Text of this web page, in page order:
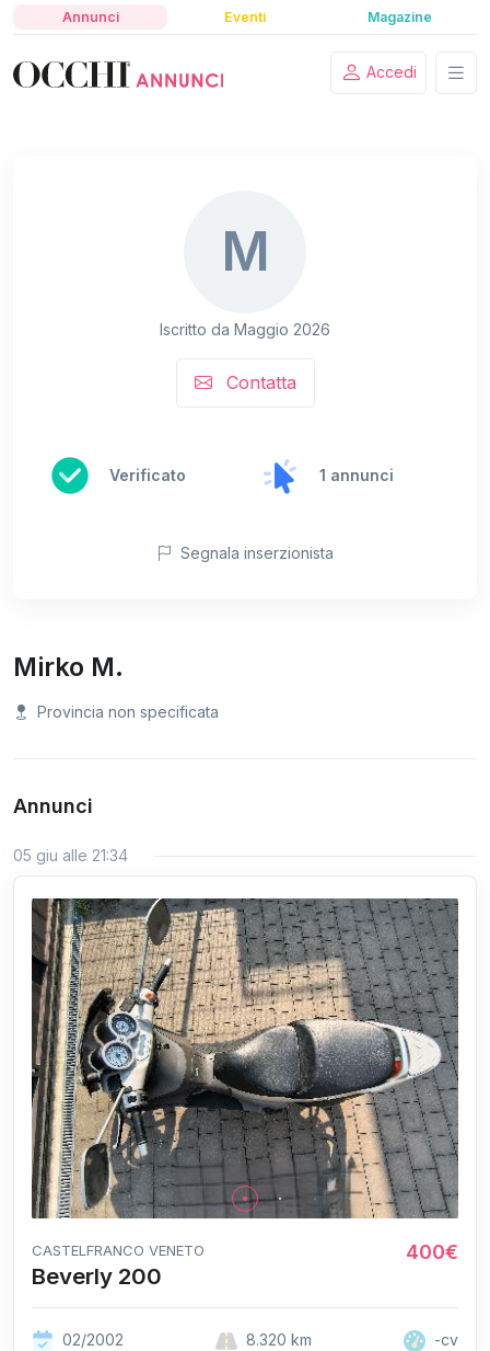
Annunci Eventi Magazine
Accedi
M
Iscritto da Maggio 2026
Contatta
Verificato 1 annunci
Segnala inserzionista
Mirko M.
Provincia non specificata
Annunci
05 giu alle 21:34
CASTELFRANCO VENETO 400€
Beverly 200
02/2002 8.320 km -cv